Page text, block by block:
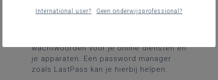
belangrijke bescherming tegen hackers.
wachtwoorden voor je online diensten en
je apparaten. Een password manager
zoals LastPass kan je hierbij helpen.
International user? Geen onderwijsprofessional?